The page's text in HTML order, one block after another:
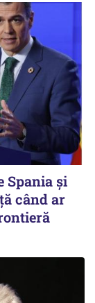
Spania și
când ar